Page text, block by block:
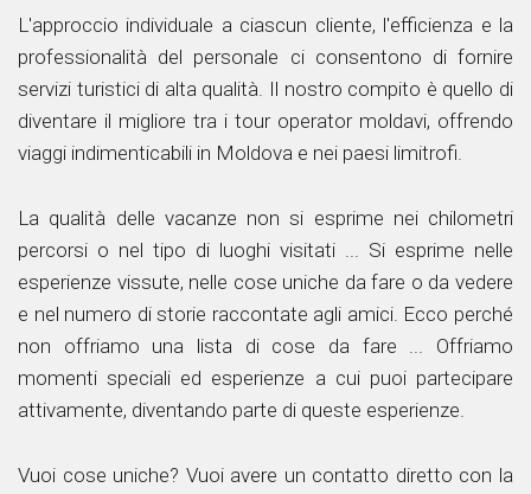
L'approccio individuale a ciascun cliente, l'efficienza e la
professionalità del personale ci consentono di fornire
servizi turistici di alta qualità. Il nostro compito è quello di
diventare il migliore tra i tour operator moldavi, offrendo
viaggi indimenticabili in Moldova e nei paesi limitrofi.
La qualità delle vacanze non si esprime nei chilometri
percorsi o nel tipo di luoghi visitati ... Si esprime nelle
esperienze vissute, nelle cose uniche da fare o da vedere
e nel numero di storie raccontate agli amici. Ecco perché
non offriamo una lista di cose da fare ... Offriamo
momenti speciali ed esperienze a cui puoi partecipare
attivamente, diventando parte di queste esperienze.
Vuoi cose uniche? Vuoi avere un contatto diretto con la